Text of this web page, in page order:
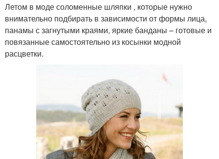
Летом в моде соломенные шляпки , которые нужно
внимательно подбирать в зависимости от формы лица,
панамы с загнутыми краями, яркие банданы – готовые и
повязанные самостоятельно из косынки модной
расцветки.